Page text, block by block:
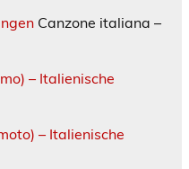
Canzone italiana –
– Italienische
– Italienische